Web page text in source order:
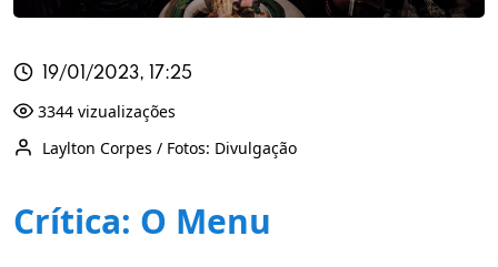
19/01/2023, 17:25
3344 vizualizações
Laylton Corpes / Fotos: Divulgação
Crítica: O Menu